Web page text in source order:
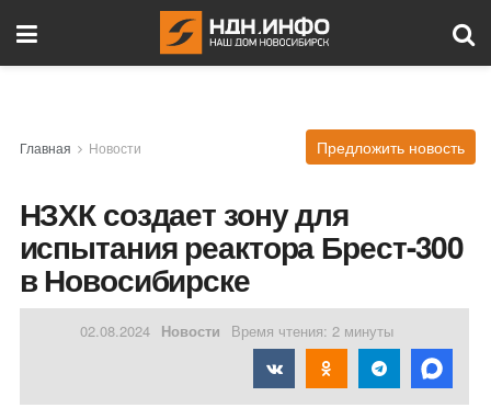
Главная Новости Предложить новость
НЗХК создает зону для
испытания реактора Брест-300
в Новосибирске
02.08.2024 Новости Время чтения: 2 минуты